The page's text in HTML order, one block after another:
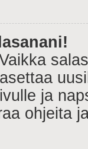
ja
ohjeita